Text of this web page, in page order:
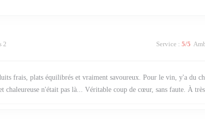
2 Service : 5/5
frais, plats équilibrés et vraiment savoureux. Pour le vin, y'a du
chaleureuse n'était pas là... Véritable coup de cœur, sans faute. À